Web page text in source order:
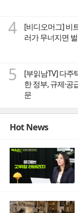
4
[비디오머그] 비
러가 무너지면
5
[부읽남TV] 다주
한 정부, 규제·공
문
Hot News